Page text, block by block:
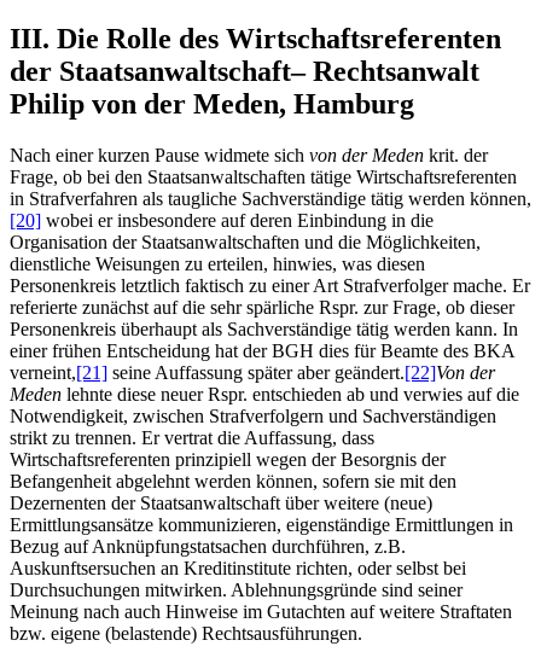
III. Die Rolle des Wirtschaftsreferenten
der Staatsanwaltschaft– Rechtsanwalt
Philip von der Meden, Hamburg
Nach einer kurzen Pause widmete sich von der Meden krit. der
Frage, ob bei den Staatsanwaltschaften tätige Wirtschaftsreferenten
in Strafverfahren als taugliche Sachverständige tätig werden können,
[20] wobei er insbesondere auf deren Einbindung in die
Organisation der Staatsanwaltschaften und die Möglichkeiten,
dienstliche Weisungen zu erteilen, hinwies, was diesen
Personenkreis letztlich faktisch zu einer Art Strafverfolger mache. Er
referierte zunächst auf die sehr spärliche Rspr. zur Frage, ob dieser
Personenkreis überhaupt als Sachverständige tätig werden kann. In
einer frühen Entscheidung hat der BGH dies für Beamte des BKA
verneint,[21] seine Auffassung später aber geändert.[22]Von der
Meden lehnte diese neuer Rspr. entschieden ab und verwies auf die
Notwendigkeit, zwischen Strafverfolgern und Sachverständigen
strikt zu trennen. Er vertrat die Auffassung, dass
Wirtschaftsreferenten prinzipiell wegen der Besorgnis der
Befangenheit abgelehnt werden können, sofern sie mit den
Dezernenten der Staatsanwaltschaft über weitere (neue)
Ermittlungsansätze kommunizieren, eigenständige Ermittlungen in
Bezug auf Anknüpfungstatsachen durchführen, z.B.
Auskunftsersuchen an Kreditinstitute richten, oder selbst bei
Durchsuchungen mitwirken. Ablehnungsgründe sind seiner
Meinung nach auch Hinweise im Gutachten auf weitere Straftaten
bzw. eigene (belastende) Rechtsausführungen.